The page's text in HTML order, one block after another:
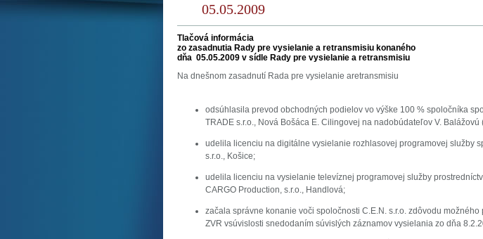
05.05.2009
Tlačová informácia
zo zasadnutia Rady pre vysielanie a retransmisiu konaného
dňa05.05.2009 v sídle Rady pre vysielanie a retransmisiu
Na dnešnom zasadnutí Rada pre vysielanie aretransmisiu
odsúhlasila prevod obchodných podielov vo výške 100 % spoločníka
TRADE s.r.o., Nová Bošáca E. Cilingovej na nadobúdateľov V. Balážovú
udelila licenciu na digitálne vysielanie rozhlasovej programovej služby
s.r.o., Košice;
udelila licenciu na vysielanie televíznej programovej služby
CARGO Production, s.r.o., Handlová;
začala správne konanie voči spoločnosti C.E.N. s.r.o. zdôvodu možného
ZVR vsúvislosti snedodaním súvislých záznamov vysielania zo dňa